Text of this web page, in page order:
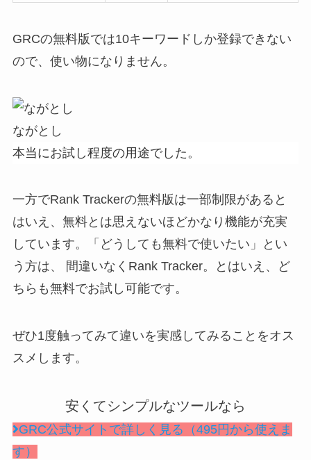
GRCの無料版では10キーワードしか登録できない
ので、使い物になりません。
ながとし
本当にお試し程度の用途でした。
一方でRank Trackerの無料版は一部制限があると
はいえ、無料とは思えないほどかなり機能が充実
しています。「どうしても無料で使いたい」とい
う方は、 間違いなくRank Tracker。とはいえ、ど
ちらも無料でお試し可能です。
ぜひ1度触ってみて違いを実感してみることをオス
スメします。
安くてシンプルなツールなら
GRC公式サイトで詳しく見る（495円から使えま
す）